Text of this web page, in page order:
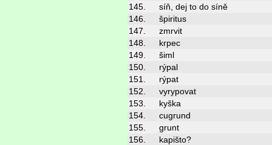
145.
síň, dej to do síně
146.
špiritus
147.
zmrvit
148.
krpec
149.
šiml
150.
rýpal
151.
rýpat
152.
vyrypovat
153.
kyška
154.
cugrund
155.
grunt
156.
kapišto?